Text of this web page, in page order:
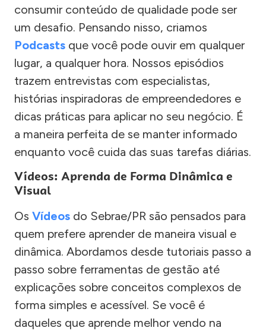
consumir conteúdo de qualidade pode ser
um desafio. Pensando nisso, criamos
Podcasts que você pode ouvir em qualquer
lugar, a qualquer hora. Nossos episódios
trazem entrevistas com especialistas,
histórias inspiradoras de empreendedores e
dicas práticas para aplicar no seu negócio. É
a maneira perfeita de se manter informado
enquanto você cuida das suas tarefas diárias.
Vídeos: Aprenda de Forma Dinâmica e
Visual
Os Vídeos do Sebrae/PR são pensados para
quem prefere aprender de maneira visual e
dinâmica. Abordamos desde tutoriais passo a
passo sobre ferramentas de gestão até
explicações sobre conceitos complexos de
forma simples e acessível. Se você é
daqueles que aprende melhor vendo na